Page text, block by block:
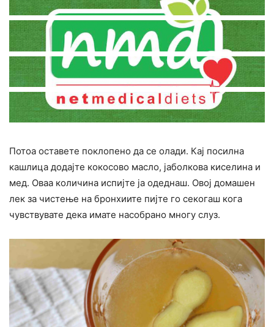
Потоа оставете поклопено да се олади. Кај посилна
кашлица додајте кокосово масло, јаболкова киселина и
мед. Оваа количина испијте ја одеднаш. Овој домашен
лек за чистење на бронхиите пијте го секогаш кога
чувствувате дека имате насобрано многу слуз.